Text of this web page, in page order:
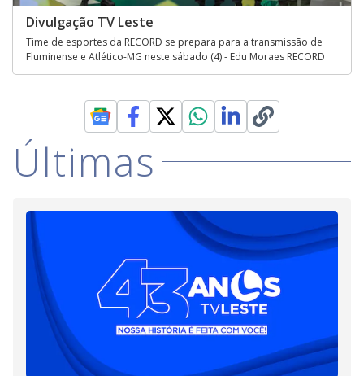
Divulgação TV Leste
Time de esportes da RECORD se prepara para a transmissão de
Fluminense e Atlético-MG neste sábado (4) - Edu Moraes RECORD
Últimas